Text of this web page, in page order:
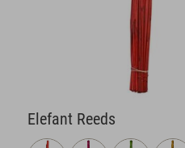
Elefant Reeds